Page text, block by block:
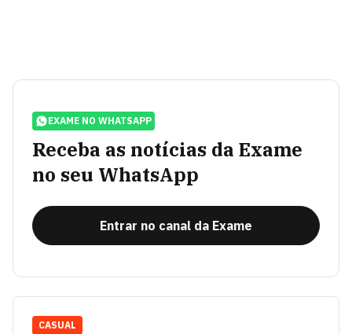
EXAME NO WHATSAPP
Receba as notícias da Exame
no seu WhatsApp
Entrar no canal da Exame
CASUAL